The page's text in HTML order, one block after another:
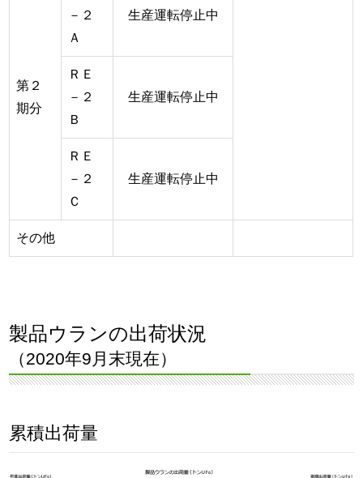
第２
期分
－２
Ａ
生産運転停止中
ＲＥ
－２
Ｂ
生産運転停止中
ＲＥ
－２
Ｃ
生産運転停止中
その他
製品ウランの出荷状況
（2020年9月末現在）
累積出荷量